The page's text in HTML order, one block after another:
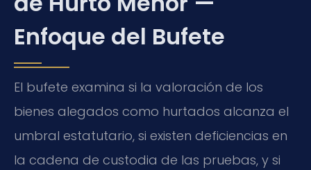
Enfoque del Bufete
El bufete examina si la valoración de los
bienes alegados como hurtados alcanza el
umbral estatutario, si existen deficiencias en
la cadena de custodia de las pruebas, y si